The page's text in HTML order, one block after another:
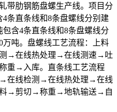
带肋钢筋盘螺生产线。项目分
条直条线和8条盘螺线分别建
包含4条直条线和8条盘螺线分
万吨。盘螺线工艺流程：上料
→在线热处理→在线测速→吐
→入库。直条线工艺流程
线检测→在线热处理→在线
→剪切→称重→地轨输送→自